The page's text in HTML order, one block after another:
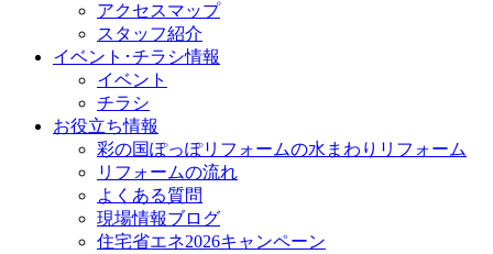
アクセスマップ
スタッフ紹介
イベント･チラシ情報
イベント
チラシ
お役立ち情報
彩の国ぽっぽリフォームの水まわりリフォーム
リフォームの流れ
よくある質問
現場情報ブログ
住宅省エネ2026キャンペーン